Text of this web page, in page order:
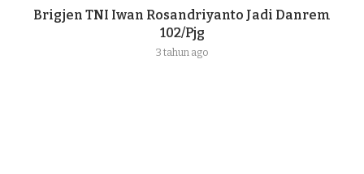
Brigjen TNI Iwan Rosandriyanto Jadi Danrem
102/Pjg
3 tahun ago